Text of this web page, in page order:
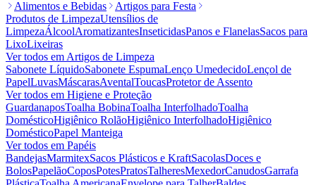
Alimentos e Bebidas
Artigos para Festa
Produtos de LimpezaUtensílios de
LimpezaÁlcoolAromatizantesInseticidasPanos e FlanelasSacos para
LixoLixeiras
Ver todos em Artigos de Limpeza
Sabonete LíquidoSabonete EspumaLenço UmedecidoLençol de
PapelLuvasMáscarasAventalToucasProtetor de Assento
Ver todos em Higiene e Proteção
GuardanaposToalha BobinaToalha InterfolhadoToalha
DomésticoHigiênico RolãoHigiênico InterfolhadoHigiênico
DomésticoPapel Manteiga
Ver todos em Papéis
BandejasMarmitexSacos Plásticos e KraftSacolasDoces e
BolosPapelãoCoposPotesPratosTalheresMexedorCanudosGarrafa